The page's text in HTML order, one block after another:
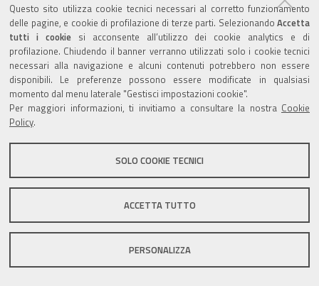
Questo sito utilizza cookie tecnici necessari al corretto funzionamento
delle pagine, e cookie di profilazione di terze parti. Selezionando Accetta
tutti i cookiesi acconsente all’utilizzo dei cookie analytics e di
profilazione. Chiudendo il banner verranno utilizzati solo i cookie tecnici
necessari alla navigazione e alcuni contenuti potrebbero non essere
disponibili. Le preferenze possono essere modificate in qualsiasi
momento dal menu laterale "Gestisci impostazioni cookie".
Per maggiori informazioni, ti invitiamo a consultare la nostra Cookie
Policy.
SOLO COOKIE TECNICI
ACCETTA TUTTO
PERSONALIZZA
Valuta questo sito
Sito istituzionale Comune di Zola Predosa
Privacy policy|DPO|Accessibilità